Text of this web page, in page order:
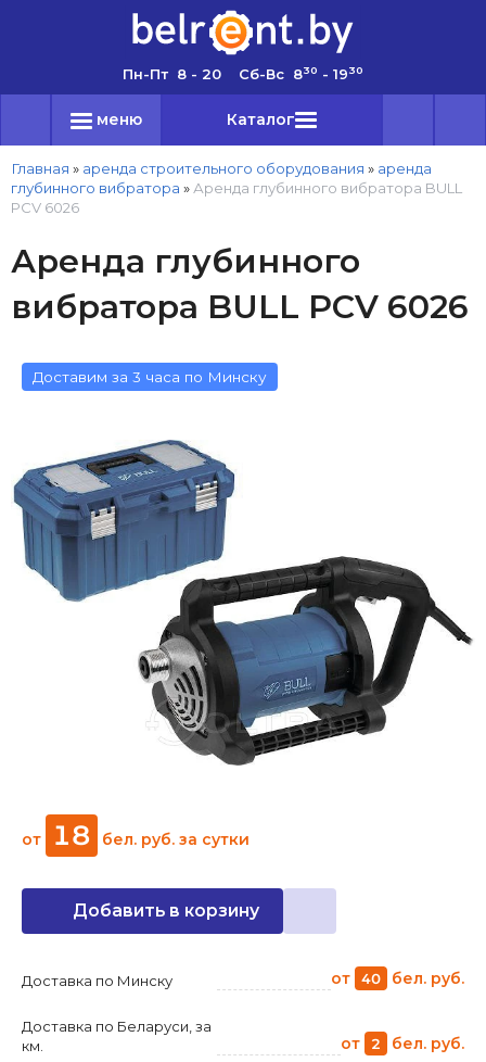
Пн-Пт 8 - 20 Сб-Вс 830 - 1930
меню Каталог
Главная » аренда строительного оборудования » аренда
глубинного вибратора » Аренда глубинного вибратора BULL
PCV 6026
Аренда глубинного
вибратора BULL PCV 6026
Доставим за 3 часа по Минску
от 18 бел. руб. за сутки
Добавить в корзину
Доставка по Минску от 40 бел. руб.
Доставка по Беларуси, за
км.
от 2 бел. руб.